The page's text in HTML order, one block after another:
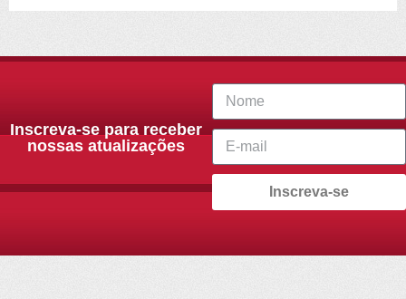
Inscreva-se para receber
nossas atualizações
Inscreva-se